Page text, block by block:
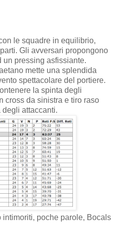
le squadre in equilibrio,
Gli avversari propongono
un pressing asfissiante.
mette una splendida
spettacolare del portiere.
la spinta degli
cross da sinistra e tiro raso
degli attaccanti.
poche parole, Bocals